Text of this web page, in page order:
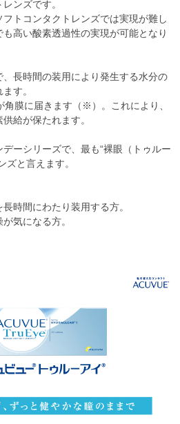
ンズです。
トコンタクトレンズでは実現が難し
高い酸素透過性の実現が可能となり
、長時間の装用により発生する水分の
す。
角膜に届きます（※）。これにより、
給が保たれます。
ーシリーズで、最も“裸眼（トゥルー
ズと言えます。
時間にわたり装用する方。
気になる方。